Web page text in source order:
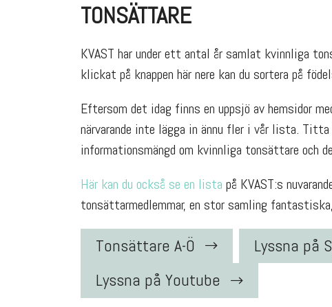
TONSÄTTARE
KVAST har under ett antal år samlat kvinnliga
klickat på knappen här nere kan du sortera på
Eftersom det idag finns en uppsjö av hemsidor
närvarande inte lägga in ännu fler i vår lista.
informationsmängd om kvinnliga tonsättare och
Här kan du också se en lista på KVAST:s
tonsättarmedlemmar, en stor samling
Tonsättare A-Ö
Lyssna på
Lyssna på Youtube